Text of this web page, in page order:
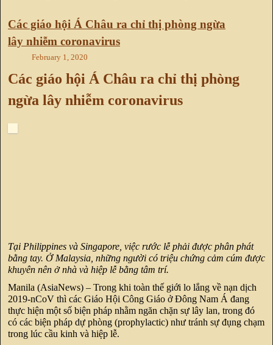
Các giáo hội Á Châu ra chỉ thị phòng ngừa
lây nhiễm coronavirus
February 1, 2020
Các giáo hội Á Châu ra chỉ thị phòng
ngừa lây nhiễm coronavirus
Tại Philippines và Singapore, việc rước lễ phải được phân phát
bằng tay. Ở Malaysia, những người có triệu chứng cảm cúm được
khuyên nên ở nhà và hiệp lễ bằng tâm trí.
Manila (AsiaNews) – Trong khi toàn thế giới lo lắng về nạn dịch
2019-nCoV thì các Giáo Hội Công Giáo ở Đông Nam Á đang
thực hiện một số biện pháp nhằm ngăn chặn sự lây lan, trong đó
có các biện pháp dự phòng (prophylactic) như tránh sự đụng chạm
trong lúc cầu kinh và hiệp lễ.